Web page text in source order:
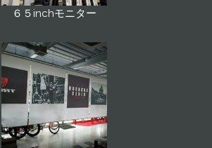
６５inchモニター